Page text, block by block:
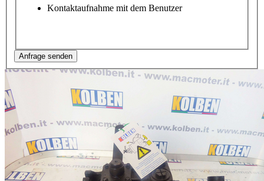
Kontaktaufnahme mit dem Benutzer